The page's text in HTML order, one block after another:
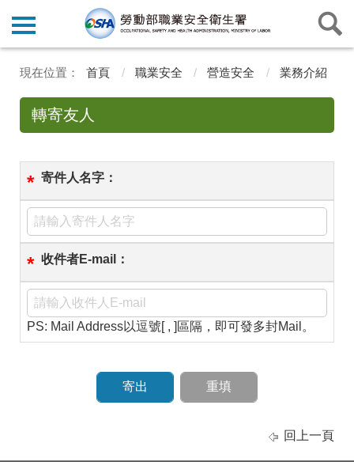
首頁 職業安全 營造安全 業務介紹
轉寄友人
* 寄件人名字：
* 收件者E-mail：
PS: Mail Address以逗號[ , ]區隔，即可發多封Mail。
回上一頁